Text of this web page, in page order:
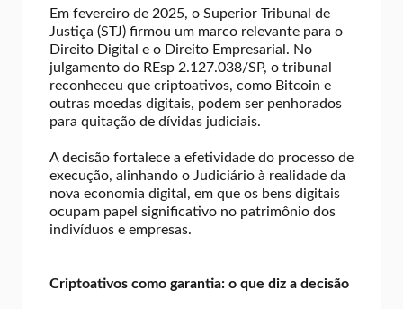
Em fevereiro de 2025, o Superior Tribunal de
Justiça (STJ) firmou um marco relevante para o
Direito Digital e o Direito Empresarial. No
julgamento do REsp 2.127.038/SP, o tribunal
reconheceu que criptoativos, como Bitcoin e
outras moedas digitais, podem ser penhorados
para quitação de dívidas judiciais.
A decisão fortalece a efetividade do processo de
execução, alinhando o Judiciário à realidade da
nova economia digital, em que os bens digitais
ocupam papel significativo no patrimônio dos
indivíduos e empresas.
Criptoativos como garantia: o que diz a decisão